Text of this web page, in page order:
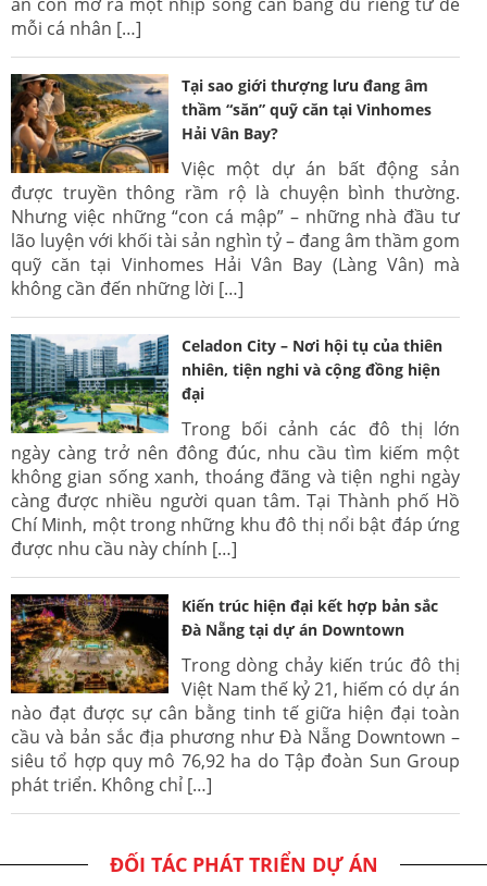
mỗi cá nhân […]
Tại sao giới thượng lưu đang âm
thầm “săn” quỹ căn tại Vinhomes
Hải Vân Bay?
Việc một dự án bất động sản
được truyền thông rầm rộ là chuyện bình thường.
Nhưng việc những “con cá mập” – những nhà đầu tư
lão luyện với khối tài sản nghìn tỷ – đang âm thầm gom
quỹ căn tại Vinhomes Hải Vân Bay (Làng Vân) mà
không cần đến những lời […]
Celadon City – Nơi hội tụ của thiên
nhiên, tiện nghi và cộng đồng hiện
đại
Trong bối cảnh các đô thị lớn
ngày càng trở nên đông đúc, nhu cầu tìm kiếm một
không gian sống xanh, thoáng đãng và tiện nghi ngày
càng được nhiều người quan tâm. Tại Thành phố Hồ
Chí Minh, một trong những khu đô thị nổi bật đáp ứng
được nhu cầu này chính […]
Kiến trúc hiện đại kết hợp bản sắc
Đà Nẵng tại dự án Downtown
Trong dòng chảy kiến trúc đô thị
Việt Nam thế kỷ 21, hiếm có dự án
nào đạt được sự cân bằng tinh tế giữa hiện đại toàn
cầu và bản sắc địa phương như Đà Nẵng Downtown –
siêu tổ hợp quy mô 76,92 ha do Tập đoàn Sun Group
phát triển. Không chỉ […]
ĐỐI TÁC PHÁT TRIỂN DỰ ÁN